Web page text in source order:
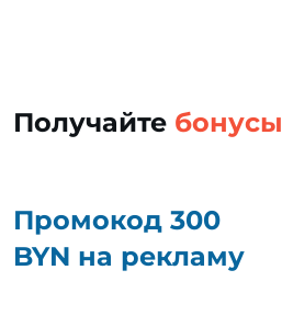
Получайте бонусы
Промокод 300
BYN на рекламу